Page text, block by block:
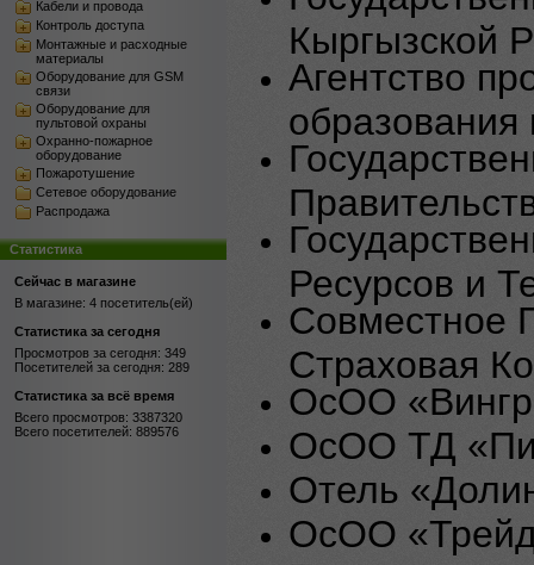
Кабели и провода
Контроль доступа
Монтажные и расходные
материалы
Оборудование для GSM
связи
Оборудование для
пультовой охраны
Охранно-пожарное
оборудование
Пожаротушение
Сетевое оборудование
Распродажа
Статистика
Сейчас в магазине
В магазине: 4 посетитель(ей)
Статистика за сегодня
Просмотров за сегодня: 349
Посетителей за сегодня: 289
Статистика за всё время
Всего просмотров: 3387320
Всего посетителей: 889576
Кыргызской
Агентство
образования
Ресурсов и
Совместное
Страховая
ОсОО
ОсОО ТД
Отель
ОсОО